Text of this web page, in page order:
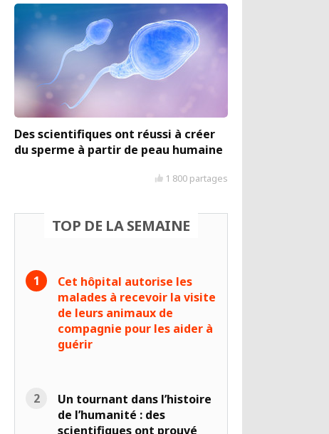
Des scientifiques ont réussi à créer
du sperme à partir de peau humaine
1 800 partages
TOP DE LA SEMAINE
Cet hôpital autorise les
malades à recevoir la visite
de leurs animaux de
compagnie pour les aider à
guérir
Un tournant dans l’histoire
de l’humanité : des
scientifiques ont prouvé